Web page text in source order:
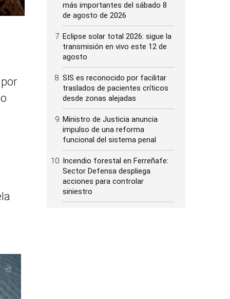
más importantes del sábado 8
de agosto de 2026
Eclipse solar total 2026: sigue la
transmisión en vivo este 12 de
agosto
SIS es reconocido por facilitar
traslados de pacientes críticos
desde zonas alejadas
Ministro de Justicia anuncia
impulso de una reforma
funcional del sistema penal
Incendio forestal en Ferreñafe:
Sector Defensa despliega
acciones para controlar
siniestro